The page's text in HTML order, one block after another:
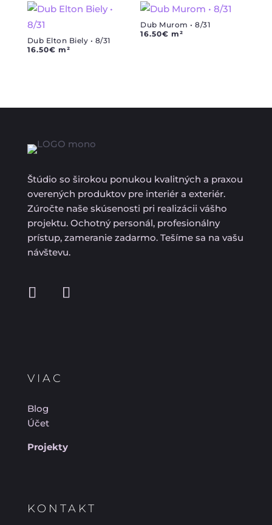
Dub Elton Biely • 8/31
16.50€ m²
Dub Murom • 8/31
16.50€ m²
Štúdio so širokou ponukou kvalitných a praxou
overených produktov pre interiér a exteriér.
Zúročte naše skúsenosti pri realizácii vášho
projektu. Ochotný personál, profesionálny
prístup, zameranie zadarmo. Tešíme sa na vašu
návštevu.
VIAC
Blog
Účet
Projekty
KONTAKT